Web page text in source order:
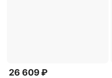
26 609 ₽